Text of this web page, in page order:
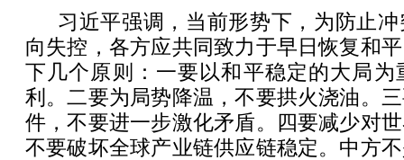
习近平强调，当前形势下，为防止
向失控，各方应共同致力于早日恢复和
下几个原则：一要以和平稳定的大局为
利。二要为局势降温，不要拱火浇油。
件，不要进一步激化矛盾。四要减少对
不要破坏全球产业链供应链稳定。中方